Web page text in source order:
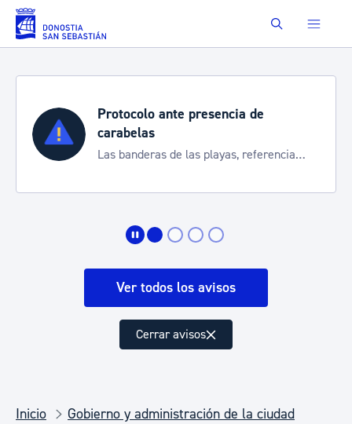
Saltar al contenido principal Buscar
Protocolo ante presencia de
carabelas
Las banderas de las playas, referencia
Ver todos los avisos
Cerrar avisos
Inicio
Gobierno y administración de la ciudad